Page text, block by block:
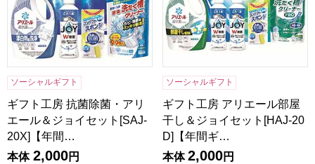
ソーシャルギフト
ギフト工房 抗菌除菌・アリ
エール＆ジョイセット[SAJ-
20X]【年間…
本体 2,000円
ソーシャルギフト
ギフト工房 アリエール部屋
干し＆ジョイセット[HAJ-20
D]【年間ギ…
本体 2,000円